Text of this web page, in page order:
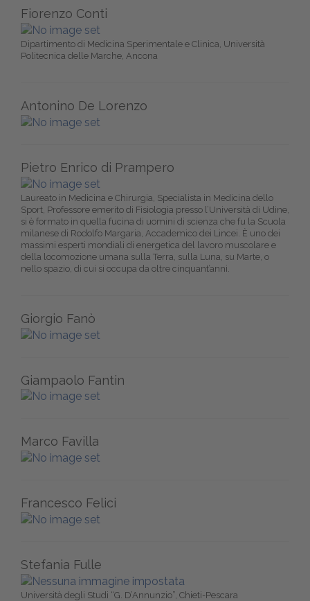
Fiorenzo Conti
Dipartimento di Medicina Sperimentale e Clinica, Università
Politecnica delle Marche, Ancona
Antonino De Lorenzo
Pietro Enrico di Prampero
Laureato in Medicina e Chirurgia, Specialista in Medicina dello
Sport, Professore emerito di Fisiologia presso l’Università di Udine,
si è formato in quella fucina di uomini di scienza che fu la Scuola
milanese di Rodolfo Margaria, Accademico dei Lincei. È uno dei
massimi esperti mondiali di energetica del lavoro muscolare e
della locomozione umana sulla Terra, sulla Luna, su Marte, o
nello spazio, di cui si occupa da oltre cinquant’anni.
Giorgio Fanò
Giampaolo Fantin
Marco Favilla
Francesco Felici
Stefania Fulle
Università degli Studi “G. D’Annunzio”, Chieti-Pescara